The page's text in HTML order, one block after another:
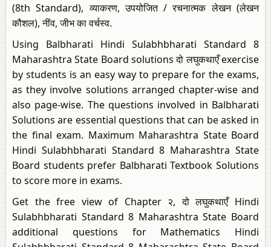
(8th Standard), व्याकरण, उपयोजित / रचनात्मक लेखन (लेखन
कौशल), नींव, जीभ का वर्चस्व.
Using Balbharati Hindi Sulabhbharati Standard 8
Maharashtra State Board solutions दो लघुकथाएँ exercise
by students is an easy way to prepare for the exams,
as they involve solutions arranged chapter-wise and
also page-wise. The questions involved in Balbharati
Solutions are essential questions that can be asked in
the final exam. Maximum Maharashtra State Board
Hindi Sulabhbharati Standard 8 Maharashtra State
Board students prefer Balbharati Textbook Solutions
to score more in exams.
Get the free view of Chapter २, दो लघुकथाएँ Hindi
Sulabhbharati Standard 8 Maharashtra State Board
additional questions for Mathematics Hindi